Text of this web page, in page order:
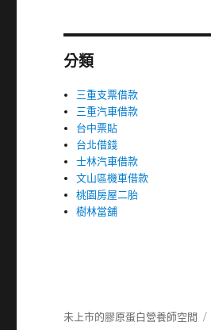
分類
三重支票借款
三重汽車借款
台中票貼
台北借錢
士林汽車借款
文山區機車借款
桃園房屋二胎
樹林當舖
未上市的膠原蛋白營養師空間